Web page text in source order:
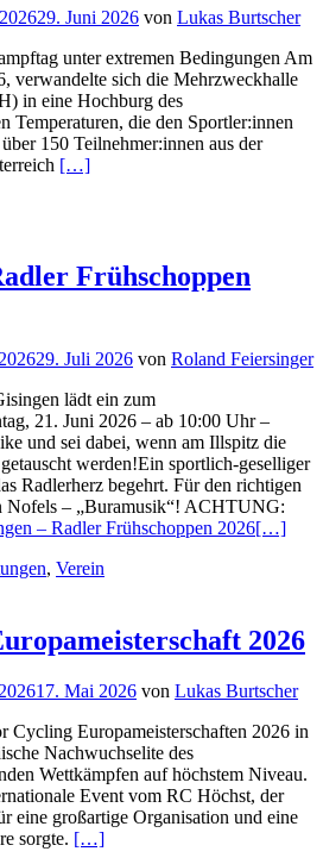
29. Juni 2026 von Lukas Burtscher
unter extremen Bedingungen Am
verwandelte sich die Mehrzweckhalle
in eine Hochburg des
Temperaturen, die den Sportler:innen
150 Teilnehmer:innen aus der
[…]
Frühschoppen
29. Juli 2026 von Roland Feiersinger
lädt ein zum
21. Juni 2026 – ab 10:00 Uhr –
und sei dabei, wenn am Illspitz die
werden!Ein sportlich-geselliger
Radlerherz begehrt. Für den richtigen
Nofels – „Buramusik“! ACHTUNG:
– Radler Frühschoppen 2026[…]
, Verein
2026
17. Mai 2026 von Lukas Burtscher
Cycling Europameisterschaften 2026 in
Nachwuchselite des
Wettkämpfen auf höchstem Niveau.
Event vom RC Höchst, der
eine großartige Organisation und eine
sorgte. […]